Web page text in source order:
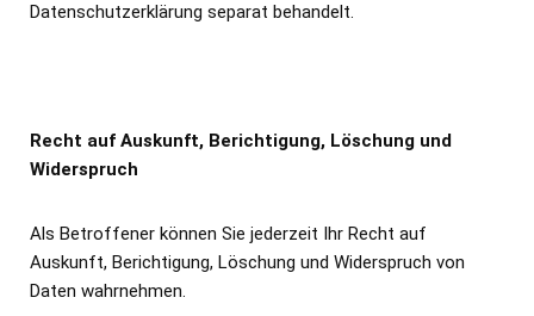
Datenschutzerklärung separat behandelt.
Recht auf Auskunft, Berichtigung, Löschung und
Widerspruch
Als Betroffener können Sie jederzeit Ihr Recht auf
Auskunft, Berichtigung, Löschung und Widerspruch von
Daten wahrnehmen.